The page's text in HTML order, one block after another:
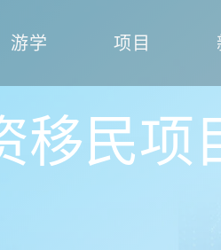
游学 项目
移民项